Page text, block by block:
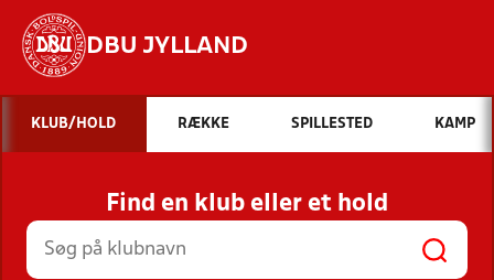
DBU JYLLAND
Hvad vil du søge efter?
INDHOLD OG NYHEDER
STILLINGER, RESULTATER, KLUBBER OG
HOLD
KLUB/HOLD RÆKKE SPILLESTED KAMP
Find en klub eller et hold